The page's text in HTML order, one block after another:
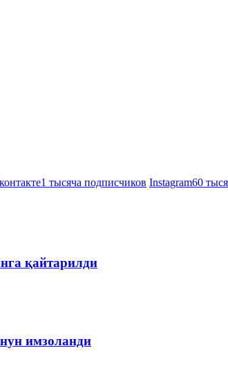
1 тысяча подписчиков Instagram60
қайтарилди
имзоланди